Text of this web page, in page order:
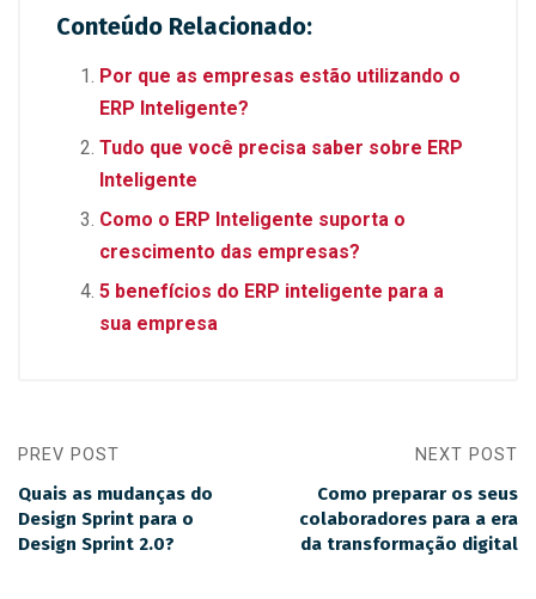
ce
b
o
o
k
tt
er
ke
dI
n
at
s
A
p
Conteúdo Relacionado:
Por que as empresas estão utilizando o
ERP Inteligente?
Tudo que você precisa saber sobre ERP
Inteligente
Como o ERP Inteligente suporta o
crescimento das empresas?
5 benefícios do ERP inteligente para a
sua empresa
PREV POST
Quais as mudanças do
Design Sprint para o
Design Sprint 2.0?
NEXT POST
Como preparar os seus
colaboradores para a era
da transformação digital